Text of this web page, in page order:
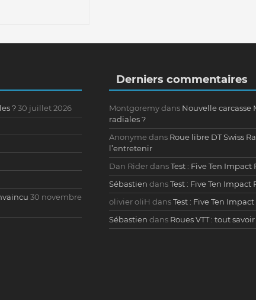
?30 juillet 2026
30 novembre
Derniers commentaires
Montgoremydans Nouvelle carcasse
radiales ?
Anonyme dans Roue libre DT Swiss
l’entretenir
Dan RiderdansTest : Five Ten Impact
Sébastien dansTest : Five Ten Impact
olivier oliH dansTest : Five Ten
Sébastien dans Roues VTT : tout